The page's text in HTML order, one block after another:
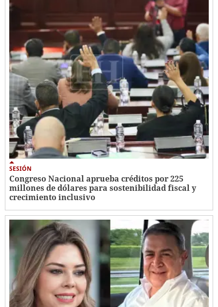
SESIÓN
Congreso Nacional aprueba créditos por 225
millones de dólares para sostenibilidad fiscal y
crecimiento inclusivo